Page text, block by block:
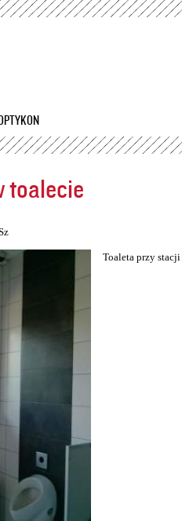
Przejdź
toalecie
Toaleta przy